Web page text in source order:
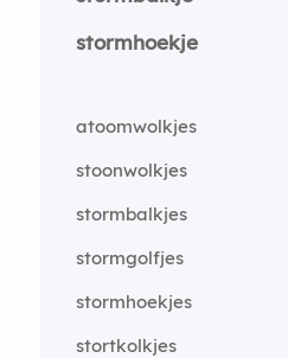
stormhoekje
atoomwolkjes
stoonwolkjes
stormbalkjes
stormgolfjes
stormhoekjes
stortkolkjes